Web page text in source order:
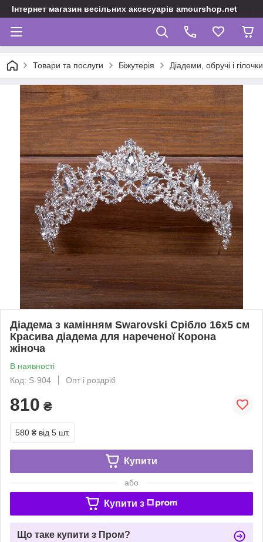
Інтернет магазин весільних аксесуарів amourshop.net
Товари та послуги Біжутерія Діадеми, обручі і гілочки
Діадема з камінням Swarovski Срібло 16х5 см
Красива діадема для нареченої Корона
жіноча
В наявності
Код: S-904
Опт і роздріб
810 ₴
580 ₴ від 5 шт.
Купити
або
Купити з
Що таке купити з Пром?